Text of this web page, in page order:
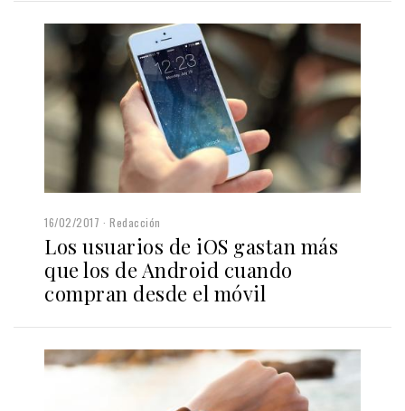
16/02/2017 Redacción
Los usuarios de iOS gastan más
que los de Android cuando
compran desde el móvil